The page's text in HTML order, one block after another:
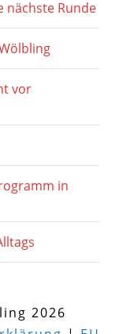
nächste Runde
vor
in
2026